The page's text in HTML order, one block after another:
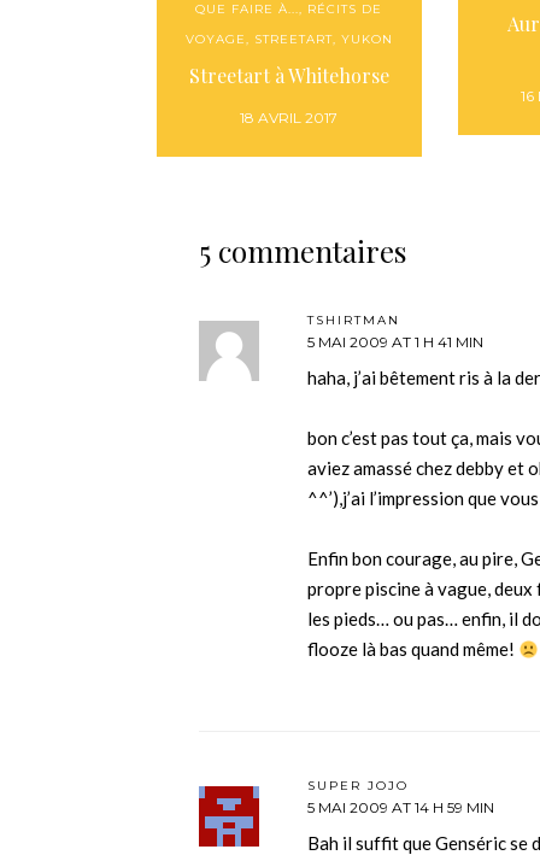
QUE FAIRE À..., RÉCITS DE
VOYAGE, STREETART, YUKON
Streetart à Whitehorse
18 AVRIL 2017
16
5 commentaires
TSHIRTMAN
5 MAI 2009 AT 1 H 41 MIN
haha, j’ai bêtement ris à la
bon c’est pas tout ça, mais
aviez amassé chez debby et
^^’),j’ai l’impression que
Enfin bon courage, au pire,
propre piscine à vague,
les pieds… ou pas… enfin, il
flooze là bas quand même!
SUPER JOJO
5 MAI 2009 AT 14 H 59 MIN
Bah il suffit que Genséric se